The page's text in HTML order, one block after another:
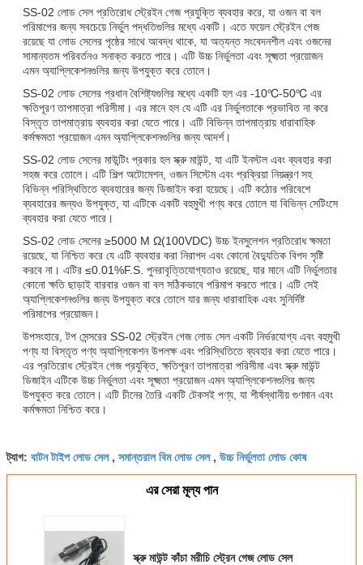
SS-02 লোড সেল প্রতিরোধ স্ট্রেইন গেজ প্রযুক্তি ব্যবহার করে, যা ওজন বা বল
পরিমাপের জন্য সবচেয়ে নির্ভুল পদ্ধতিগুলির মধ্যে একটি। এতে ফয়েল স্ট্রেইন গেজ
রয়েছে যা লোড সেলের পৃষ্ঠের সাথে আবদ্ধ থাকে, যা অত্যন্ত সংবেদনশীল এবং ওজনের
সামান্যতম পরিবর্তনও সনাক্ত করতে পারে। এটি উচ্চ নির্ভুলতা এবং সূক্ষ্মতা প্রয়োজন
এমন অ্যাপ্লিকেশনগুলির জন্য উপযুক্ত করে তোলে।
SS-02 লোড সেলের প্রধান বৈশিষ্ট্যগুলির মধ্যে একটি হল এর -10℃-50℃ এর
ক্ষতিপূরণ তাপমাত্রা পরিসীমা। এর মানে হল যে এটি এর নির্ভুলতাকে প্রভাবিত না করে
বিস্তৃত তাপমাত্রায় ব্যবহার করা যেতে পারে। এটি বিভিন্ন তাপমাত্রায় ধারাবাহিক
কর্মক্ষমতা প্রয়োজন এমন অ্যাপ্লিকেশনগুলির জন্য আদর্শ।
SS-02 লোড সেলের মাউন্টিং প্রকার হল স্ক্রু মাউন্ট, যা এটি ইনস্টল এবং ব্যবহার করা
সহজ করে তোলে। এটি শিল্প অটোমেশন, ওজন সিস্টেম এবং প্রক্রিয়া নিয়ন্ত্রণ সহ
বিভিন্ন পরিস্থিতিতে ব্যবহারের জন্য ডিজাইন করা হয়েছে। এটি কঠোর পরিবেশে
ব্যবহারের জন্যও উপযুক্ত, যা এটিকে একটি বহুমুখী পণ্য করে তোলে যা বিভিন্ন সেটিংসে
ব্যবহার করা যেতে পারে।
SS-02 লোড সেলের ≥5000 M Ω(100VDC) উচ্চ ইনসুলেশন প্রতিরোধ ক্ষমতা
রয়েছে, যা নিশ্চিত করে যে এটি ব্যবহার করা নিরাপদ এবং কোনো বৈদ্যুতিক বিপদ সৃষ্টি
করবে না। এটির ≤0.01%F.S. পুনরাবৃত্তিযোগ্যতাও রয়েছে, যার মানে এটি নির্ভুলতার
কোনো ক্ষতি ছাড়াই বারবার ওজন বা বল সঠিকভাবে পরিমাপ করতে পারে। এটি সেই
অ্যাপ্লিকেশনগুলির জন্য উপযুক্ত করে তোলে যার জন্য ধারাবাহিক এবং সুনির্দিষ্ট
পরিমাপের প্রয়োজন।
উপসংহারে, টপ সেন্সরের SS-02 স্ট্রেইন গেজ লোড সেল একটি নির্ভরযোগ্য এবং বহুমুখী
পণ্য যা বিস্তৃত পণ্য অ্যাপ্লিকেশন উপলক্ষ এবং পরিস্থিতিতে ব্যবহার করা যেতে পারে।
এর প্রতিরোধ স্ট্রেইন গেজ প্রযুক্তি, ক্ষতিপূরণ তাপমাত্রা পরিসীমা এবং স্ক্রু মাউন্ট
ডিজাইন এটিকে উচ্চ নির্ভুলতা এবং সূক্ষ্মতা প্রয়োজন এমন অ্যাপ্লিকেশনগুলির জন্য
উপযুক্ত করে তোলে। এটি চীনের তৈরি একটি টেকসই পণ্য, যা শীর্ষস্থানীয় গুণমান এবং
কর্মক্ষমতা নিশ্চিত করে।
ট্যাগ: বাটন টাইপ লোড সেল, সমান্তরাল বিম লোড সেল, উচ্চ নির্ভুলতা লোড কোষ
এর সেরা মূল্য পান
স্ক্রু মাউন্ট কাঁচা মরীচি স্ট্রেন গেজ লোড সেল